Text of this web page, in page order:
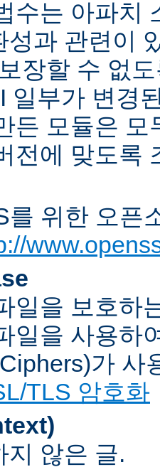
수는 아파치
성과 관련이
장할 수 없
일부가 변경
든 모듈은
전에 맞도록
를 위한 오픈
일을 보호하
일을 사용하
가 사
TLS 암호화
지 않은 글.